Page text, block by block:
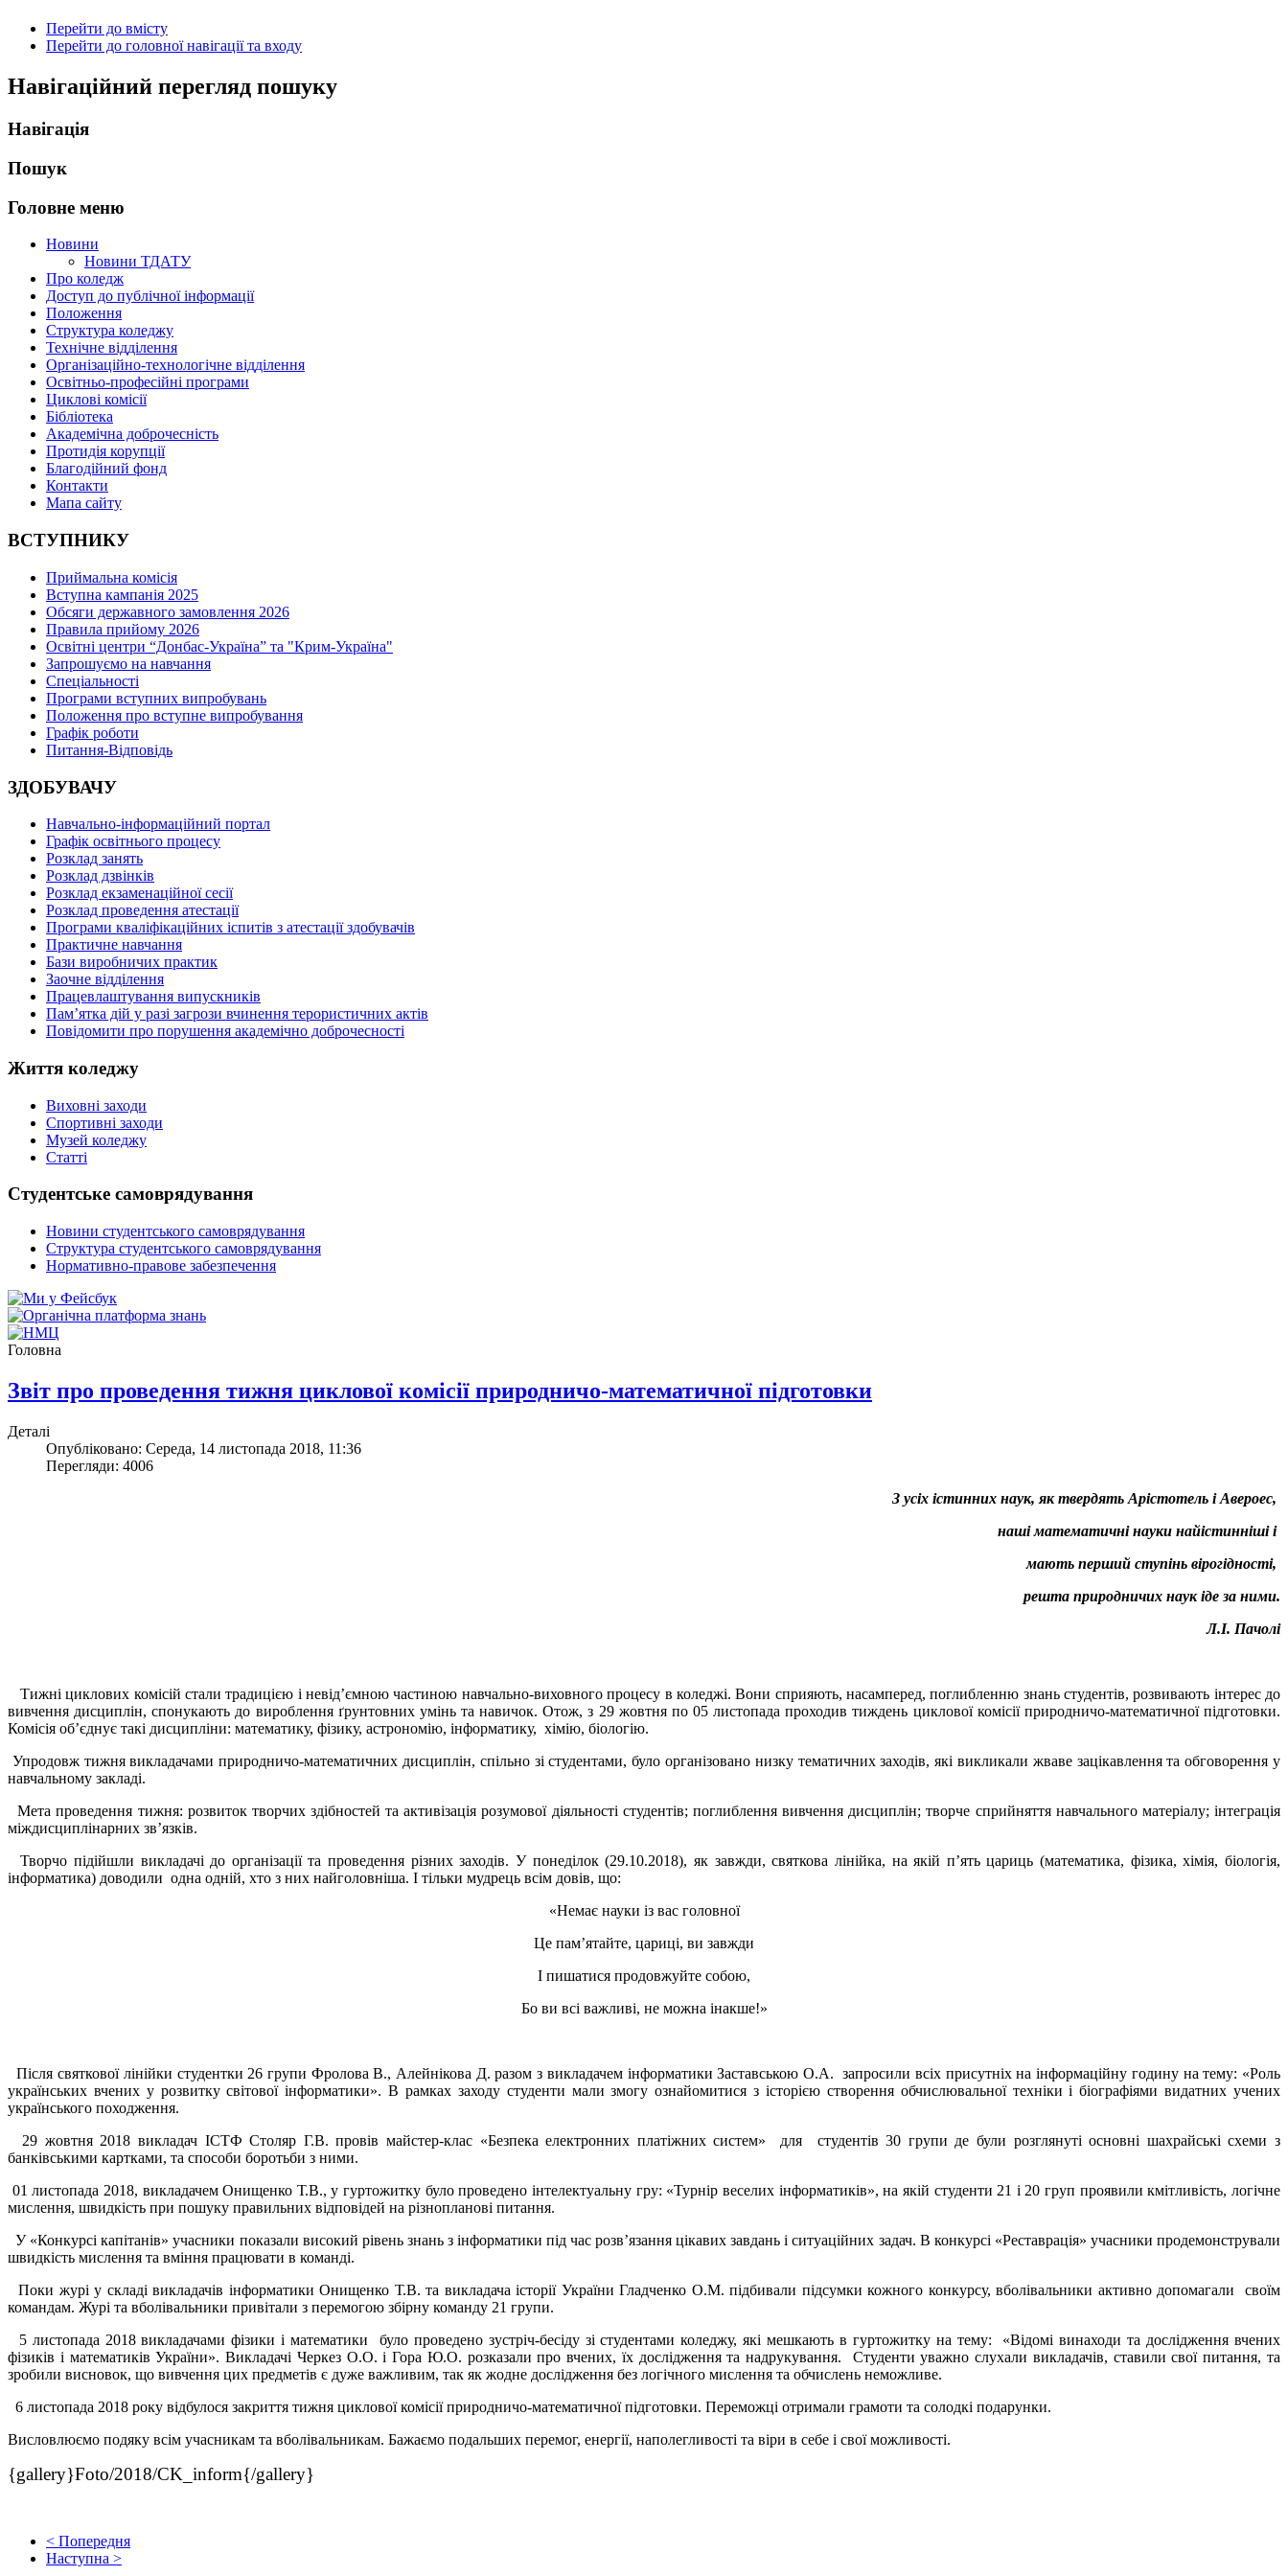
Перейти до вмісту
Перейти до головної навігації та входу
Навігаційний перегляд пошуку
Навігація
Пошук
Головне меню
Новини
Новини ТДАТУ
Про коледж
Доступ до публічної інформації
Положення
Структура коледжу
Технічне відділення
Організаційно-технологічне відділення
Освітньо-професійні програми
Циклові комісії
Бібліотека
Академічна доброчесність
Протидія корупції
Благодійний фонд
Контакти
Мапа сайту
ВСТУПНИКУ
Приймальна комісія
Вступна кампанія 2025
Обсяги державного замовлення 2026
Правила прийому 2026
Освітні центри “Донбас-Україна” та "Крим-Україна"
Запрошуємо на навчання
Спеціальності
Програми вступних випробувань
Положення про вступне випробування
Графік роботи
Питання-Відповідь
ЗДОБУВАЧУ
Навчально-інформаційний портал
Графік освітнього процесу
Розклад занять
Розклад дзвінків
Розклад екзаменаційної сесії
Розклад проведення атестації
Програми кваліфікаційних іспитів з атестації здобувачів
Практичне навчання
Бази виробничих практик
Заочне відділення
Працевлаштування випускників
Пам’ятка дій у разі загрози вчинення терористичних актів
Повідомити про порушення академічно доброчесності
Життя коледжу
Виховні заходи
Спортивні заходи
Музей коледжу
Статті
Студентське самоврядування
Новини студентського самоврядування
Структура студентського самоврядування
Нормативно-правове забезпечення
Головна
Звіт про проведення тижня циклової комісії природничо-математичної підготовки
Деталі
Опубліковано: Середа, 14 листопада 2018, 11:36
Перегляди: 4006
З усіх істинних наук, як твердять Арістотель і Авероес,
наші математичні науки найістинніші і
мають перший ступінь вірогідності,
решта природничих наук іде за ними.
Л.І. Пачолі
Тижні циклових комісій стали традицією і невід’ємною частиною навчально-виховного процесу в коледжі. Вони сприяють, насамперед, поглибленню знань студентів, розвивають інтерес до
вивчення дисциплін, спонукають до вироблення ґрунтовних умінь та навичок. Отож, з 29 жовтня по 05 листопада проходив тиждень циклової комісії природничо-математичної підготовки.
Комісія об’єднує такі дисципліни: математику, фізику, астрономію, інформатику, хімію, біологію.
Упродовж тижня викладачами природничо-математичних дисциплін, спільно зі студентами, було організовано низку тематичних заходів, які викликали жваве зацікавлення та обговорення у
навчальному закладі.
Мета проведення тижня: розвиток творчих здібностей та активізація розумової діяльності студентів; поглиблення вивчення дисциплін; творче сприйняття навчального матеріалу; інтеграція
міждисциплінарних зв’язків.
Творчо підійшли викладачі до організації та проведення різних заходів. У понеділок (29.10.2018), як завжди, святкова лінійка, на якій п’ять цариць (математика, фізика, хімія, біологія,
інформатика) доводили одна одній, хто з них найголовніша. І тільки мудрець всім довів, що:
«Немає науки із вас головної
Це пам’ятайте, цариці, ви завжди
І пишатися продовжуйте собою,
Бо ви всі важливі, не можна інакше!»
Після святкової лінійки студентки 26 групи Фролова В., Алейнікова Д. разом з викладачем інформатики Заставською О.А. запросили всіх присутніх на інформаційну годину на тему: «Роль
українських вчених у розвитку світової інформатики». В рамках заходу студенти мали змогу ознайомитися з історією створення обчислювальної техніки і біографіями видатних учених
українського походження.
29 жовтня 2018 викладач ІСТФ Столяр Г.В. провів майстер-клас «Безпека електронних платіжних систем» для студентів 30 групи де були розглянуті основні шахрайські схеми з
банківськими картками, та способи боротьби з ними.
01 листопада 2018, викладачем Онищенко Т.В., у гуртожитку було проведено інтелектуальну гру: «Турнір веселих інформатиків», на якій студенти 21 і 20 груп проявили кмітливість, логічне
мислення, швидкість при пошуку правильних відповідей на різнопланові питання.
У «Конкурсі капітанів» учасники показали високий рівень знань з інформатики під час розв’язання цікавих завдань і ситуаційних задач. В конкурсі «Реставрація» учасники продемонстрували
швидкість мислення та вміння працювати в команді.
Поки журі у складі викладачів інформатики Онищенко Т.В. та викладача історії України Гладченко О.М. підбивали підсумки кожного конкурсу, вболівальники активно допомагали своїм
командам. Журі та вболівальники привітали з перемогою збірну команду 21 групи.
5 листопада 2018 викладачами фізики і математики було проведено зустріч-бесіду зі студентами коледжу, які мешкають в гуртожитку на тему: «Відомі винаходи та дослідження вчених
фізиків і математиків України». Викладачі Черкез О.О. і Гора Ю.О. розказали про вчених, їх дослідження та надрукування. Студенти уважно слухали викладачів, ставили свої питання, та
зробили висновок, що вивчення цих предметів є дуже важливим, так як жодне дослідження без логічного мислення та обчислень неможливе.
6 листопада 2018 року відбулося закриття тижня циклової комісії природничо-математичної підготовки. Переможці отримали грамоти та солодкі подарунки.
Висловлюємо подяку всім учасникам та вболівальникам. Бажаємо подальших перемог, енергії, наполегливості та віри в себе і свої можливості.
{gallery}Foto/2018/CK_inform{/gallery}
< Попередня
Наступна >